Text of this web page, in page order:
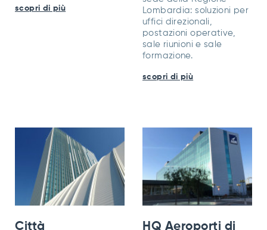
scopri di più
Lombardia: soluzioni per
uffici direzionali,
postazioni operative,
sale riunioni e sale
formazione.
scopri di più
Città HQ Aeroporti di